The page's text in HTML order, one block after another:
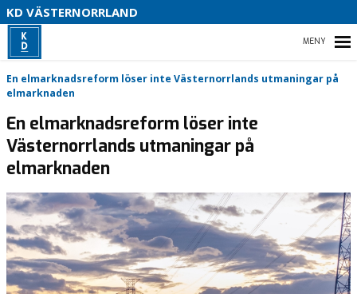
KD VÄSTERNORRLAND
HEM
VÅR POLITIK
ENGAGERA DIG
MEDIA
En elmarknadsreform löser inte Västernorrlands utmaningar på
elmarknaden
En elmarknadsreform löser inte
Västernorrlands utmaningar på
elmarknaden